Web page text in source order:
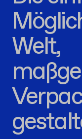
Welt,